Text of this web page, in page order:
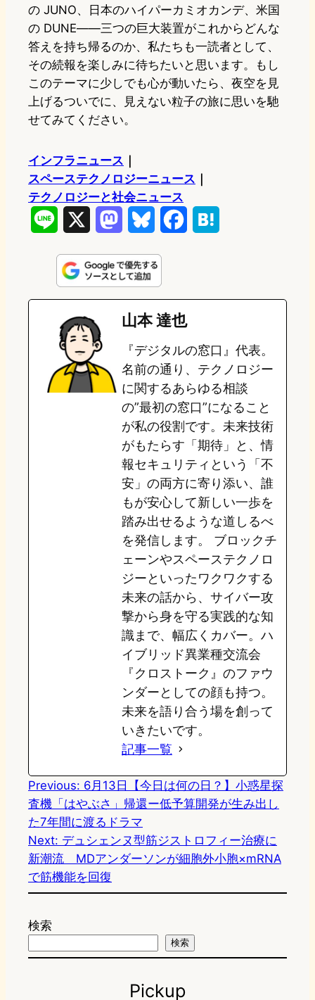
の JUNO、日本のハイパーカミオカンデ、米国
の DUNE――三つの巨大装置がこれからどんな
答えを持ち帰るのか、私たちも一読者として、
その続報を楽しみに待ちたいと思います。もし
このテーマに少しでも心が動いたら、夜空を見
上げるついでに、見えない粒子の旅に思いを馳
せてみてください。
インフラニュース
スペーステクノロジーニュース
テクノロジーと社会ニュース
n
e
s
t
o
o
n
u
e
s
k
e
b
o
o
k
e
a
山本 達也
『デジタルの窓口』代表。
名前の通り、テクノロジー
に関するあらゆる相談
の”最初の窓口”になること
が私の役割です。未来技術
がもたらす「期待」と、情
報セキュリティという「不
安」の両方に寄り添い、誰
もが安心して新しい一歩を
踏み出せるような道しるべ
を発信します。 ブロックチ
ェーンやスペーステクノロ
ジーといったワクワクする
未来の話から、サイバー攻
撃から身を守る実践的な知
識まで、幅広くカバー。ハ
イブリッド異業種交流会
『クロストーク』のファウ
ンダーとしての顔も持つ。
未来を語り合う場を創って
いきたいです。
記事一覧
Previous: 6月13日【今日は何の日？】小惑星探
査機「はやぶさ」帰還ー低予算開発が生み出し
た7年間に渡るドラマ
Next: デュシェンヌ型筋ジストロフィー治療に
新潮流 MDアンダーソンが細胞外小胞×mRNA
で筋機能を回復
検索
検索
Pickup